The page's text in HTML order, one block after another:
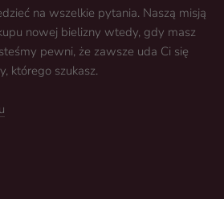
na wszelkie pytania. Naszą misją
nowej bielizny wtedy, gdy masz
pewni, że zawsze uda Ci się
którego szukasz.